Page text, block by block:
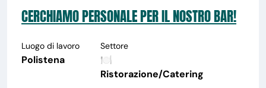
CERCHIAMO PERSONALE PER IL NOSTRO BAR!
Luogo di lavoro
Polistena
Settore
🍽️
Ristorazione/Catering